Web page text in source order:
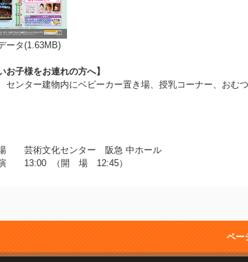
ータ(1.63MB)
お子様をお連れの方へ】
センター建物内にベビーカー置き場、授乳コーナー、おむ
芸術文化センター 阪急 中ホール
13:00 （開 場 12:45）
ペー